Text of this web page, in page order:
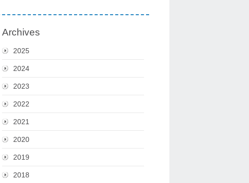
Archives
2025
2024
2023
2022
2021
2020
2019
2018